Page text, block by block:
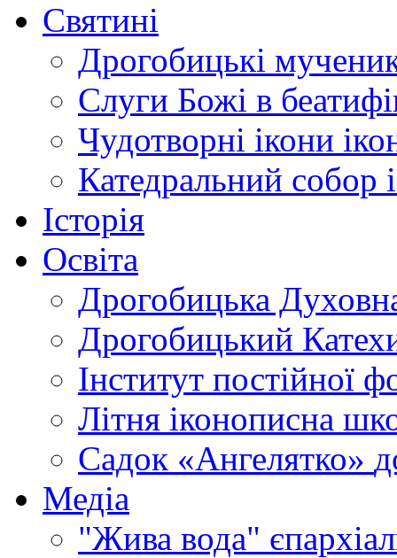
Святині
Дрогобицькі
Слуги Божі в
Чудотворні ікони
Катедральний собор
Історія
Освіта
Дрогобицька
Дрогобицький
Інститут постійної
Літня іконописна
Садок «Ангелятко»
Медіа
"Жива вода"